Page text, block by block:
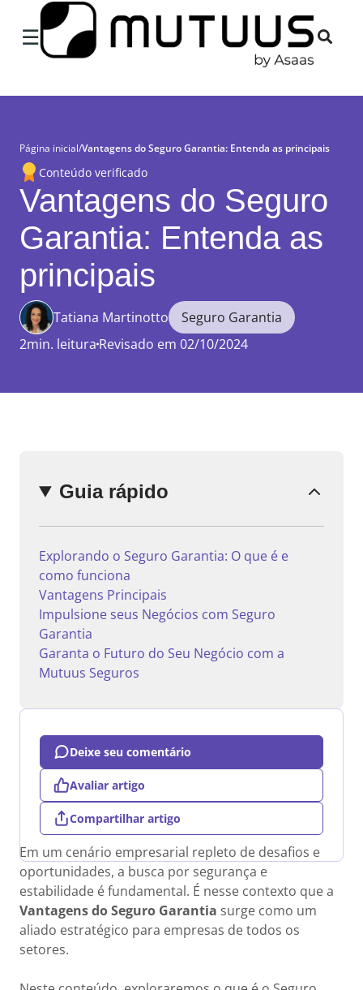
☰
Página inicial/Vantagens do Seguro Garantia: Entenda as principais
Conteúdo verificado
Vantagens do Seguro
Garantia: Entenda as
principais
Tatiana Martinotto
Seguro Garantia
2min. leitura Revisado em 02/10/2024
Em um cenário empresarial repleto de desafios e
oportunidades, a busca por segurança e
estabilidade é fundamental. É nesse contexto que a
Vantagens do Seguro Garantia surge como um
aliado estratégico para empresas de todos os
setores.
Guia rápido
Explorando o Seguro Garantia: O que é e
como funciona
Vantagens Principais
Impulsione seus Negócios com Seguro
Garantia
Garanta o Futuro do Seu Negócio com a
Mutuus Seguros
Deixe seu comentário
Avaliar artigo
Compartilhar artigo